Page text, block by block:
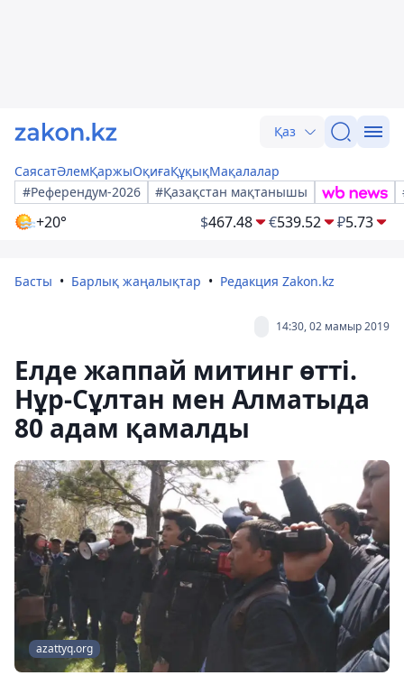
Қаз
СаясатӘлемҚаржыОқиғаҚұқықМақалалар
#Референдум-2026
#Қазақстан мақтанышы
+20° $467.48 €539.52 ₽5.73
Басты Барлық жаңалықтар Редакция Zakon.kz
14:30, 02 мамыр 2019
Елде жаппай митинг өтті.
Нұр-Сұлтан мен Алматыда
80 адам қамалды
azattyq.org